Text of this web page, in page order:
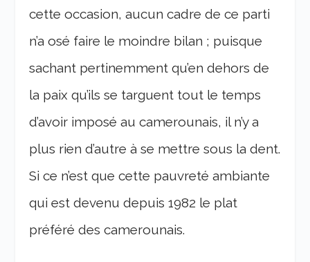
cette occasion, aucun cadre de ce parti
n’a osé faire le moindre bilan ; puisque
sachant pertinemment qu’en dehors de
la paix qu’ils se targuent tout le temps
d’avoir imposé au camerounais, il n’y a
plus rien d’autre à se mettre sous la dent.
Si ce n’est que cette pauvreté ambiante
qui est devenu depuis 1982 le plat
préféré des camerounais.